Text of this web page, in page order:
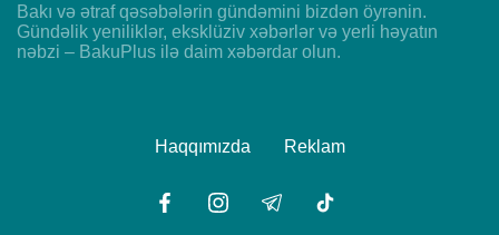
Bakı və ətraf qəsəbələrin gündəmini bizdən öyrənin.
Gündəlik yeniliklər, eksklüziv xəbərlər və yerli həyatın
nəbzi – BakuPlus ilə daim xəbərdar olun.
Haqqımızda Reklam